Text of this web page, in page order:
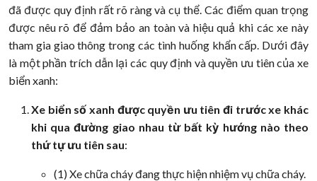
đã được quy định rất rõ ràng và cụ thể. Các điểm quan trọng
được nêu rõ để đảm bảo an toàn và hiệu quả khi các xe này
tham gia giao thông trong các tình huống khẩn cấp. Dưới đây
là một phần trích dẫn lại các quy định và quyền ưu tiên của xe
biển xanh:
Xe biển số xanh được quyền ưu tiên đi trước xe khác
khi qua đường giao nhau từ bất kỳ hướng nào theo
thứ tự ưu tiên sau:
(1) Xe chữa cháy đang thực hiện nhiệm vụ chữa cháy.